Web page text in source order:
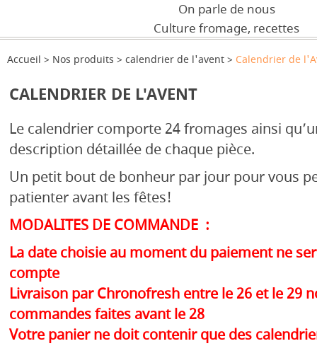
On parle de nous
Culture fromage, recettes
Accueil Nos produits calendrier de l'avent Calendrier de
CALENDRIER DE L'AVENT
Le calendrier comporte 24 fromages ainsi
description détaillée de chaque pièce.
Un petit bout de bonheur par jour pour vous
patienter avant les fêtes!
MODALITES DE COMMANDE :
La date choisie au moment du paiement ne
compte
Livraison par Chronofresh entre le 26 et le 29
commandes faites avant le 28
Votre panier ne doit contenir que des